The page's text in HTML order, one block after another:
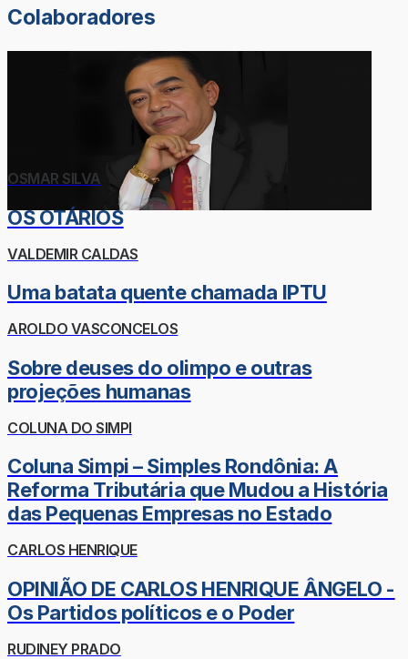
Colaboradores
OSMAR SILVA
OS OTÁRIOS
VALDEMIR CALDAS
Uma batata quente chamada IPTU
AROLDO VASCONCELOS
Sobre deuses do olimpo e outras
projeções humanas
COLUNA DO SIMPI
Coluna Simpi – Simples Rondônia: A
Reforma Tributária que Mudou a História
das Pequenas Empresas no Estado
CARLOS HENRIQUE
OPINIÃO DE CARLOS HENRIQUE ÂNGELO -
Os Partidos políticos e o Poder
RUDINEY PRADO